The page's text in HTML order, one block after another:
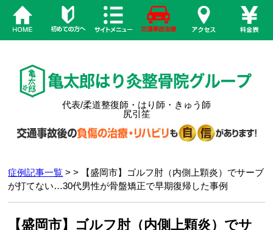
代表/柔道整復師・はり師・きゅう師
尻引笙
症例記事一覧 > > 【盛岡市】ゴルフ肘（内側上顆炎）でサーブ
が打てない…30代男性が骨盤矯正で早期復帰した事例
【盛岡市】ゴルフ肘（内側上顆炎）でサ